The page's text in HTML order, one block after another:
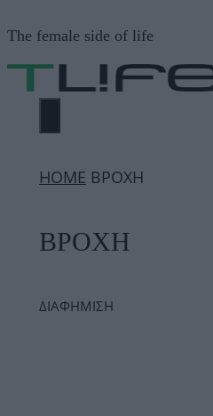
σε
περιεχόμενο
The female side of life
ΜΕΝΟΎ
ΗΟΜΕ ΒΡΟΧΗ
ΒΡΟΧΗ
ΔΙΑΦΗΜΙΣΗ